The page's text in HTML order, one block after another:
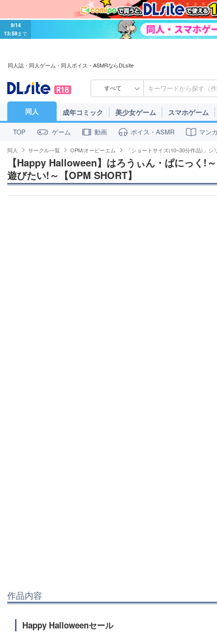
9/14
13:59まで
同人誌・同人ゲーム・同人ボイス・ASMRならDLsite
すべて
同人 成年コミック 美少女ゲーム スマホゲーム
TOP ゲーム 動画 ボイス・ASMR マン
同人 サークル一覧 OPM/オーピーエム 「ショートサイズ(10~30分作品)」シ
【Happy Halloween】はろうぃん・ぱにっく!
遊びたい!～【OPM SHORT】
作品内容
Happy Halloweenセール